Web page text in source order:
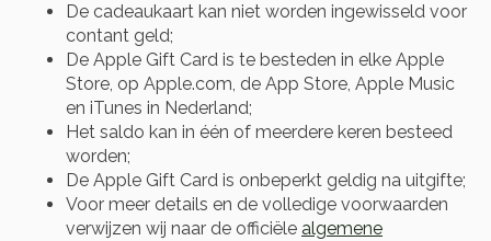
De cadeaukaart kan niet worden ingewisseld voor
contant geld;
De Apple Gift Card is te besteden in elke Apple
Store, op Apple.com, de App Store, Apple Music
en iTunes in Nederland;
Het saldo kan in één of meerdere keren besteed
worden;
De Apple Gift Card is onbeperkt geldig na uitgifte;
Voor meer details en de volledige voorwaarden
verwijzen wij naar de officiële algemene